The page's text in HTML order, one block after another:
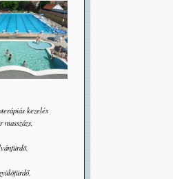
kezelés